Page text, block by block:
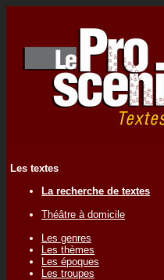
Les textes
La recherche de textes
Théâtre à domicile
Les genres
Les thèmes
Les époques
Les troupes